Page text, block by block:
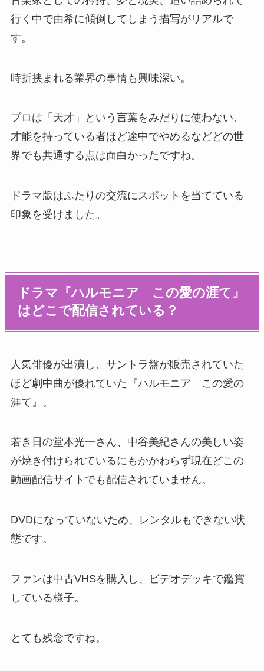
行く中で由希に傾倒してしまう描写がリアルで
す。
時折挟まれる業界の事情も興味深い。
プロは「天才」という言葉をみだりに使わない、
才能を持っている者ほど途中でやめるなどどの世
界でも共通する点は面白かったですね。
ドラマ版はふたりの交流にスポットを当てている
印象を受けました。
ドラマ『ハルモニア この愛の涯て』
はどこで配信されている？
人気俳優が出演し、サントラ盤が販売されていた
ほど劇中曲が優れていた『ハルモニア この愛の
涯て』。
若き日の堂本光一さん、中谷美紀さんの美しい姿
が焼き付けられているにもかかわらず現在どこの
動画配信サイトでも配信されていません。
DVDになっていないため、レンタルもできない状
態です。
ファンは中古VHSを購入し、ビデオデッキで鑑賞
している様子。
とても残念ですね。